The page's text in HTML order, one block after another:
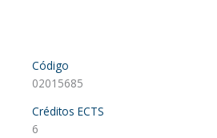
Código
02015685
Créditos ECTS
6